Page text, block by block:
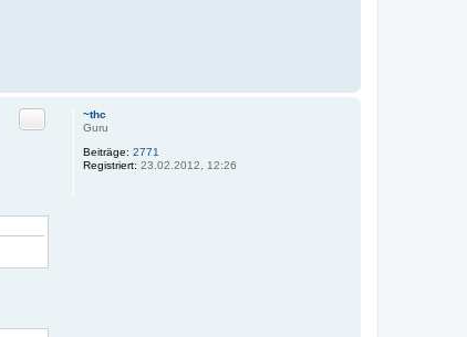
~thc
Guru
Beiträge: 2771
Registriert: 23.02.2012, 12:26
Zitat